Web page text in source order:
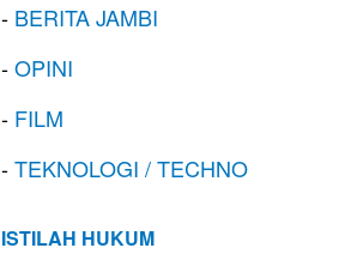
- BERITA JAMBI
-OPINI
- FILM
-TEKNOLOGI / TECHNO
ISTILAH HUKUM